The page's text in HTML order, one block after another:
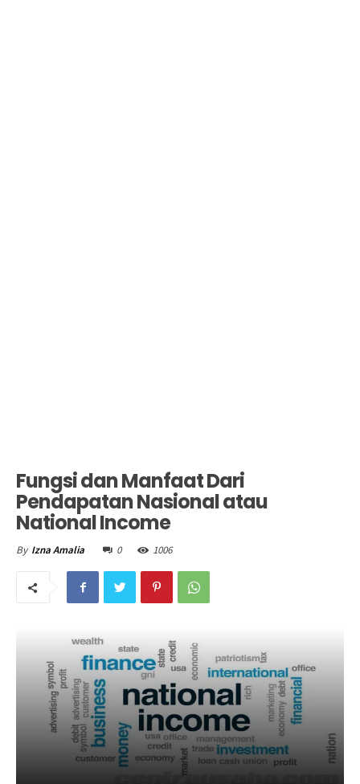
Fungsi dan Manfaat Dari
Pendapatan Nasional atau
National Income
By Izna Amalia 0 1006